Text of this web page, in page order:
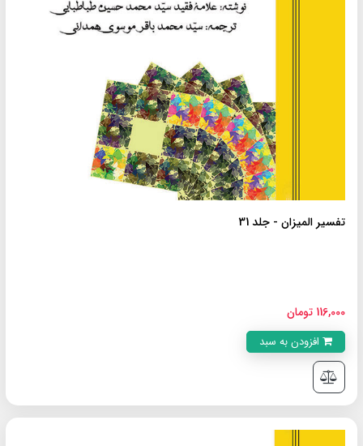
تفسیر المیزان - جلد 31
116,000 تومان